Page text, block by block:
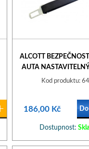
ALCOTT
AUTA
Kod produktu:
186,00 Kč
Dostupnost: